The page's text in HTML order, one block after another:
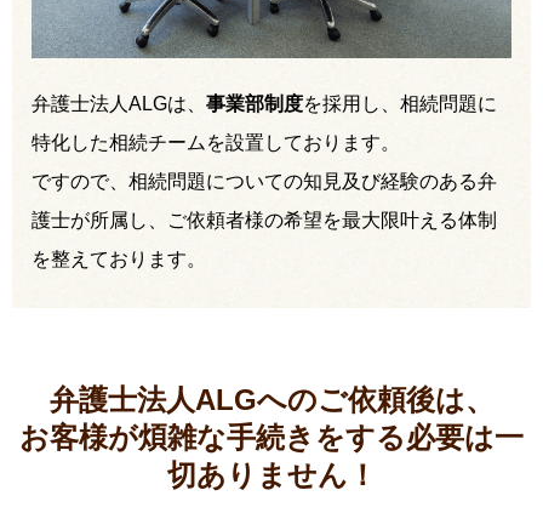
弁護士法人ALGは、 事業部制度を採用し、相続問題に
特化した相続チームを設置しております。
ですので、相続問題についての知見及び経験のある弁
護士が所属し、ご依頼者様の希望を最大限叶える体制
を整えております。
弁護士法人ALGへのご依頼後は、
お客様が煩雑な手続きをする必要は一
切ありません！